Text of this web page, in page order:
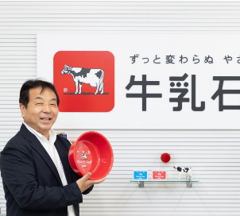
実績紹介
アイテム紹介
品質について
企業情報
採用情報